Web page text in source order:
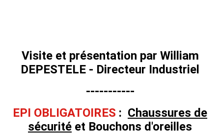
Visite et présentation par William
DEPESTELE - Directeur Industriel
-----------
EPI OBLIGATOIRES : Chaussures de
sécurité et Bouchons d'oreilles